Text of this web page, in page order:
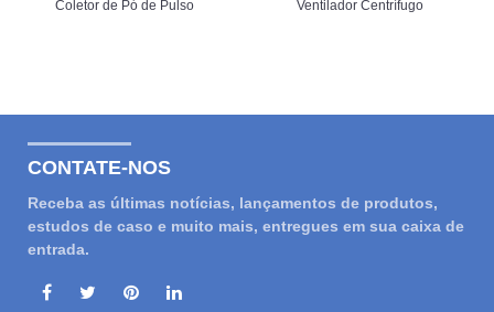
Coletor de Pó de Pulso Ventilador Centrífugo
CONTATE-NOS
Receba as últimas notícias, lançamentos de produtos,
estudos de caso e muito mais, entregues em sua caixa de
entrada.